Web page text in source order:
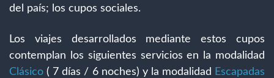
del país; los cupos sociales.
Los viajes desarrollados mediante estos cupos
contemplan los siguientes servicios en la modalidad
Clásico ( 7 días / 6 noches) y la modalidad Escapadas